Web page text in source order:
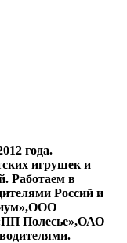
года.
игрушек и
Работаем в
Россий и
Полесье»,ОАО